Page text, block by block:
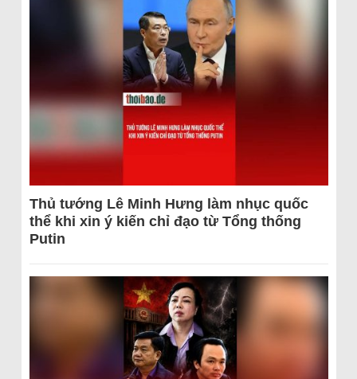
Thủ tướng Lê Minh Hưng làm nhục quốc
thể khi xin ý kiến chỉ đạo từ Tổng thống
Putin